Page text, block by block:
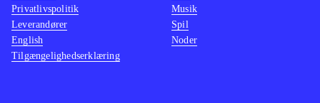
Privatlivspolitik
Leverandører
English
Tilgængelighedserklæring
Musik
Spil
Noder